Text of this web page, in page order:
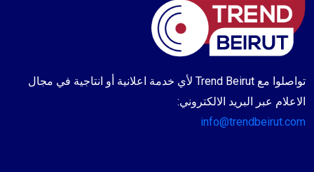
تواصلوا مع Trend Beirut لأي خدمة اعلانية أو انتاجية في مجال
الاعلام عبر البريد الالكتروني:
info@trendbeirut.com